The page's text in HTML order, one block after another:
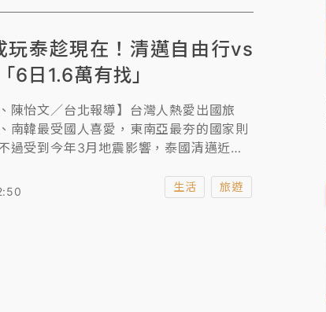
玩泰趁現在！清邁自由行vs
6日1.6萬有找」
陳怡文／台北報導】台灣人熱愛出國旅
南韓最受國人喜愛，東南亞最夯的國家則
過受到今年3月地震影響，泰國清邁近期
知新聞》為您比較團體旅遊、自由行機票
生活 旅遊